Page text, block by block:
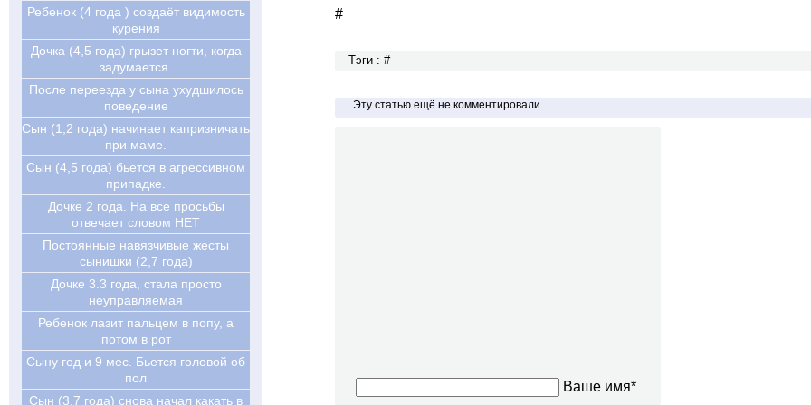
#
Тэги : #
Эту статью ещё не комментировали
Ваше имя*
Ребенок (4 года ) создаёт видимость
курения
Дочка (4,5 года) грызет ногти, когда
задумается.
После переезда у сына ухудшилось
поведение
Сын (1,2 года) начинает капризничать
при маме.
Сын (4,5 года) бьется в агрессивном
припадке.
Дочке 2 года. На все просьбы
отвечает словом НЕТ
Постоянные навязчивые жесты
сынишки (2,7 года)
Дочке 3.3 года, стала просто
неуправляемая
Ребенок лазит пальцем в попу, а
потом в рот
Сыну год и 9 мес. Бьется головой об
пол
Сын (3,7 года) снова начал какать в